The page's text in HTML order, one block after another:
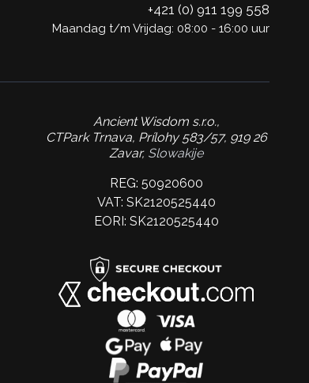
+421 (0) 911 199 558
Maandag t/m Vrijdag: 08:00 - 16:00 uur
Ancient Wisdom s.r.o.,
CTPark Trnava, Prílohy 583/57, 919 26
Zavar, Slowakije
REG: 50920600
VAT: SK2120525440
EORI: SK2120525440